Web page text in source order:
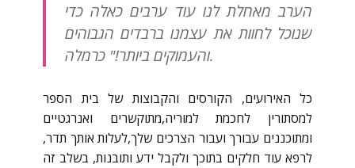
הערב מאחלת לנו עוד ערבים כאלה כדי
שנוכל לחוות את עצמנו ברבדים הגבוהים
והעמוקים ביותר!" כרמלה.
כל האירועים, הקורסים והקבוצות של בית הספר
למסתורין לחכמת למוריה,מתוקשרים ואנרגטיים
ומתוכננים עבורך ועבור הצרכים שלך,לעלות אותך תדר,
לרפא עוד חלקים בתוכך ולקבל ידע ותובנות, בשלב זה